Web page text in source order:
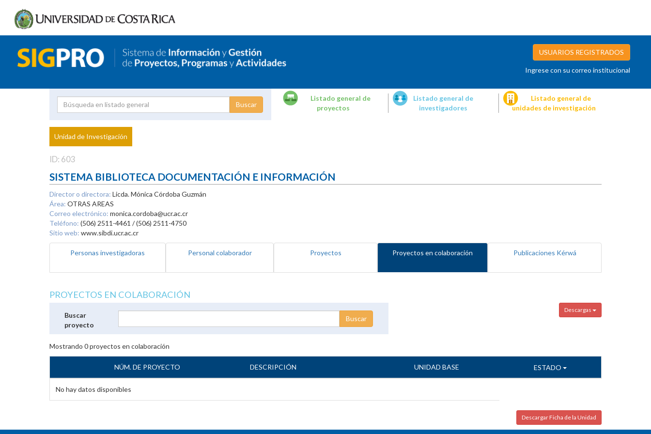
USUARIOS REGISTRADOS
Ingrese con su correo institucional
Proyecto
Investigador
Listado general de
proyectos
Listado general de
investigadores
Listado general de
unidades de investigación
Unidad de Investigación
ID: 603
SISTEMA BIBLIOTECA DOCUMENTACIÓN E INFORMACIÓN
Director o directora: Licda. Mónica Córdoba Guzmán
Área: OTRAS AREAS
Correo electrónico: monica.cordoba@ucr.ac.cr
Teléfono: (506) 2511-4461 / (506) 2511-4750
Sitio web: www.sibdi.ucr.ac.cr
Personas investigadoras Personal colaborador Proyectos Proyectos en colaboración Publicaciones Kérwá
PROYECTOS EN COLABORACIÓN
Descargas
Buscar
proyecto
Mostrando 0proyectos en colaboración
NÚM. DE PROYECTO DESCRIPCIÓN UNIDAD BASE ESTADO
No hay datos disponibles
Descargar Ficha de la Unidad